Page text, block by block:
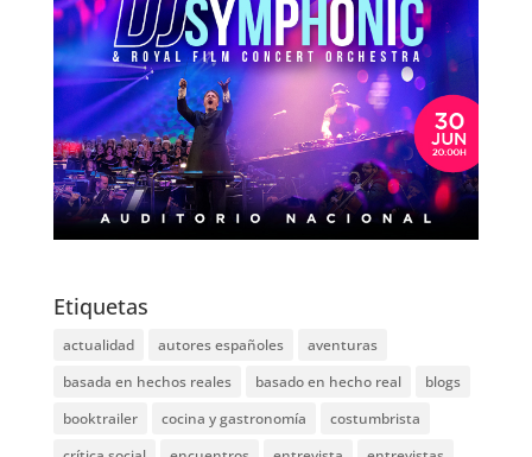
Etiquetas
actualidad autores españoles
aventuras
basada en hechos reales
basado en hecho real
blogs
booktrailer
cocina y gastronomía
costumbrista